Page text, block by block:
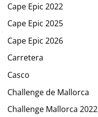
Cape Epic 2022
Cape Epic 2025
Cape Epic 2026
Carretera
Casco
Challenge de Mallorca
Challenge Mallorca 2022